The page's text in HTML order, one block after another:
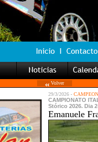
Volver
29/3/2026 -
CAMPIONATO
Stórico 2026. Dia
Emanuele